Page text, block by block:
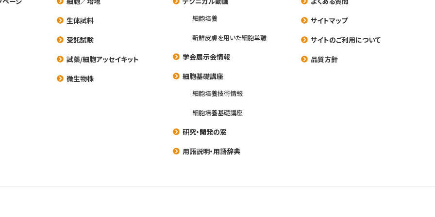
生体試料
受託試験
試薬/細胞アッセイキット
微生物株
細胞培養
新鮮皮膚を用いた細胞単離
学会展示会情報
細胞基礎講座
細胞培養技術情報
細胞培養基礎講座
研究・開発の窓
用語説明・用語辞典
サイトマップ
サイトのご利用について
品質方針